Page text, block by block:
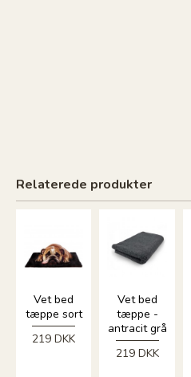
Relaterede produkter
Vet bed
tæppe sort
219 DKK
Vet bed
tæppe -
antracit grå
219 DKK